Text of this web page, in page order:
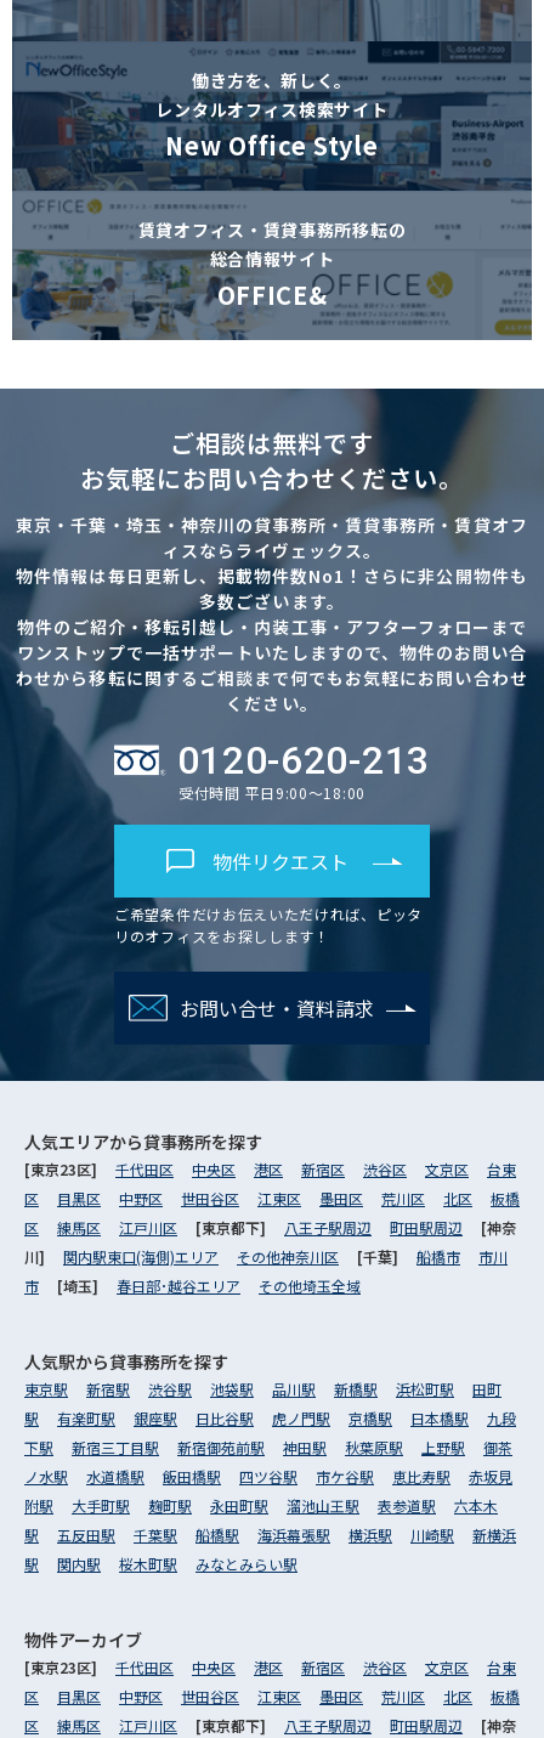
働き方を、新しく。
レンタルオフィス検索サイト
New Office Style
賃貸オフィス・賃貸事務所移転の
総合情報サイト
OFFICE&
ご相談は無料です
お気軽にお問い合わせください。
東京・千葉・埼玉・神奈川の貸事務所・賃貸事務所・賃貸オフ
ィスならライヴェックス。
物件情報は毎日更新し、掲載物件数No1！さらに非公開物件も
多数ございます。
物件のご紹介・移転引越し・内装工事・アフターフォローまで
ワンストップで一括サポートいたしますので、物件のお問い合
わせから移転に関するご相談まで何でもお気軽にお問い合わせ
ください。
0120-620-213
受付時間 平日9:00～18:00
物件リクエスト
ご希望条件だけお伝えいただければ、ピッタ
リのオフィスをお探しします！
お問い合せ・資料請求
人気エリアから貸事務所を探す
[東京23区] 千代田区 中央区 港区 新宿区 渋谷区 文京区
台東
区
目黒区 中野区 世田谷区 江東区 墨田区 荒川区 北区
板橋
区
練馬区 江戸川区 [東京都下] 八王子駅周辺 町田駅周辺
[神奈
川] 関内駅東口(海側)エリア その他神奈川区 [千葉] 船橋市
市川
市
[埼玉] 春日部･越谷エリア その他埼玉全域
人気駅から貸事務所を探す
東京駅 新宿駅 渋谷駅 池袋駅 品川駅 新橋駅 浜松町駅
田町
駅
有楽町駅 銀座駅 日比谷駅 虎ノ門駅 京橋駅 日本橋駅
九段
下駅
新宿三丁目駅 新宿御苑前駅 神田駅 秋葉原駅 上野駅
御茶
ノ水駅
水道橋駅 飯田橋駅 四ツ谷駅 市ケ谷駅 恵比寿駅
赤坂見
附駅
大手町駅 麹町駅 永田町駅 溜池山王駅 表参道駅
六本木
駅
五反田駅 千葉駅 船橋駅 海浜幕張駅 横浜駅 川崎駅
新横浜
駅
関内駅 桜木町駅 みなとみらい駅
物件アーカイブ
[東京23区] 千代田区 中央区 港区 新宿区 渋谷区 文京区
台東
区
目黒区 中野区 世田谷区 江東区 墨田区 荒川区 北区
板橋
区
練馬区 江戸川区 [東京都下] 八王子駅周辺 町田駅周辺 [神奈